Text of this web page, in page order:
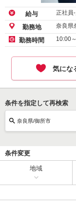
給与 正社員
勤務地 奈良県
勤務時間 10:00
気にな
条件を指定して再検索
奈良県/御所市
条件変更
地域